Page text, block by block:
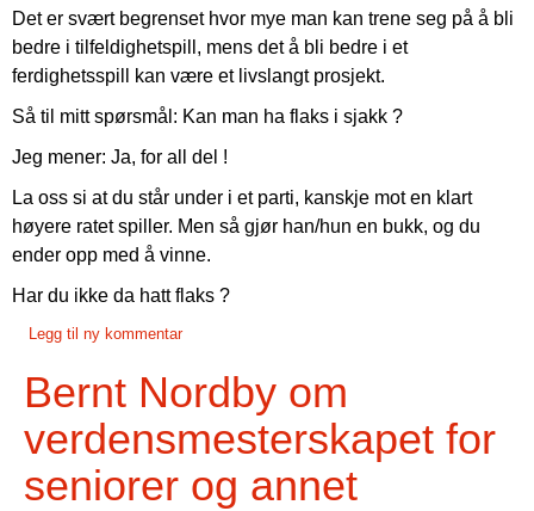
Det er svært begrenset hvor mye man kan trene seg på å bli
bedre i tilfeldighetspill, mens det å bli bedre i et
ferdighetsspill kan være et livslangt prosjekt.
Så til mitt spørsmål: Kan man ha flaks i sjakk ?
Jeg mener: Ja, for all del !
La oss si at du står under i et parti, kanskje mot en klart
høyere ratet spiller. Men så gjør han/hun en bukk, og du
ender opp med å vinne.
Har du ikke da hatt flaks ?
Legg til ny kommentar
Bernt Nordby om
verdensmesterskapet for
seniorer og annet